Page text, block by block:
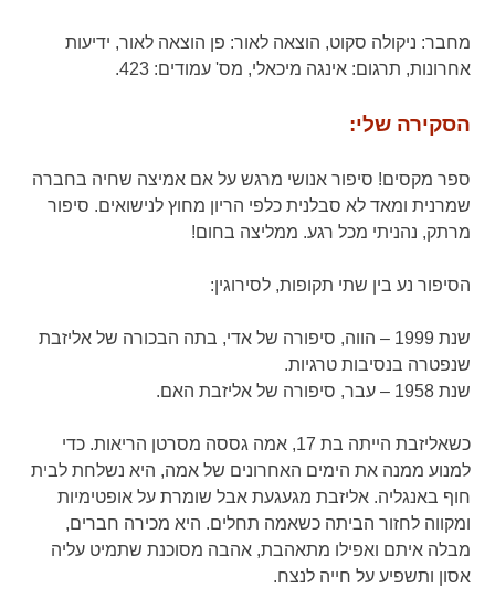
מחבר: ניקולה סקוט, הוצאה לאור: פן הוצאה לאור, ידיעות
אחרונות, תרגום: אינגה מיכאלי, מס' עמודים: 423.
הסקירה שלי:
ספר מקסים! סיפור אנושי מרגש על אם אמיצה שחיה בחברה
שמרנית ומאד לא סבלנית כלפי הריון מחוץ לנישואים. סיפור
מרתק, נהניתי מכל רגע. ממליצה בחום!
הסיפור נע בין שתי תקופות, לסירוגין:
שנת 1999 – הווה, סיפורה של אדי, בתה הבכורה של אליזבת
שנפטרה בנסיבות טרגיות.
שנת 1958 – עבר, סיפורה של אליזבת האם.
כשאליזבת הייתה בת 17, אמה גססה מסרטן הריאות. כדי
למנוע ממנה את הימים האחרונים של אמה, היא נשלחת לבית
חוף באנגליה. אליזבת מגעגעת אבל שומרת על אופטימיות
ומקווה לחזור הביתה כשאמה תחלים. היא מכירה חברים,
מבלה איתם ואפילו מתאהבת, אהבה מסוכנת שתמיט עליה
אסון ותשפיע על חייה לנצח.